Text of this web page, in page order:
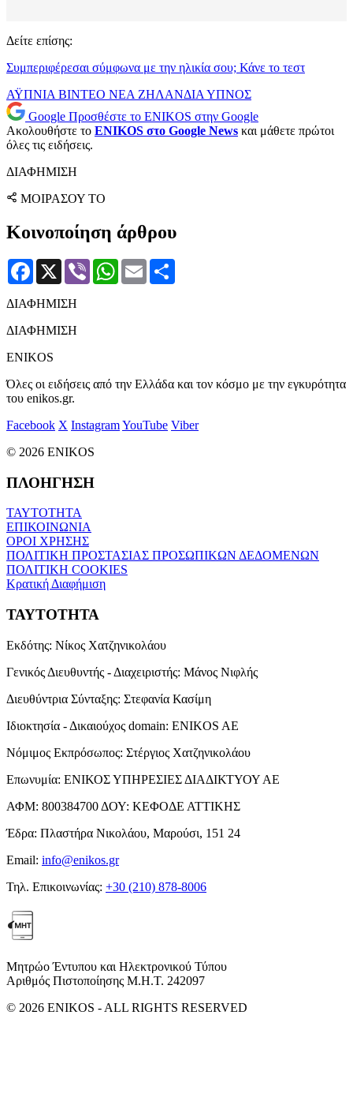
Δείτε επίσης:
Συμπεριφέρεσαι σύμφωνα με την ηλικία σου; Κάνε το τεστ
ΑΫΠΝΙΑ ΒΙΝΤΕΟ ΝΕΑ ΖΗΛΑΝΔΙΑ ΥΠΝΟΣ
Google Προσθέστε το ENIKOS στην Google
Ακολουθήστε το ENIKOS στο Google News και μάθετε πρώτοι
όλες τις ειδήσεις.
ΔΙΑΦΗΜΙΣΗ
ΜΟΙΡΑΣΟΥ ΤΟ
Κοινοποίηση άρθρου
Facebook
X Viber WhatsApp
Email
ΔΙΑΦΗΜΙΣΗ
ΔΙΑΦΗΜΙΣΗ
ENIKOS
Όλες οι ειδήσεις από την Ελλάδα και τον κόσμο με την εγκυρότητα
του enikos.gr.
Facebook X InstagramYouTube Viber
© 2026 ENIKOS
ΠΛΟΗΓΗΣΗ
ΤΑΥΤΟΤΗΤΑ
ΕΠΙΚΟΙΝΩΝΙΑ
ΟΡΟΙ ΧΡΗΣΗΣ
ΠΟΛΙΤΙΚΗ ΠΡΟΣΤΑΣΙΑΣ ΠΡΟΣΩΠΙΚΩΝ ΔΕΔΟΜΕΝΩΝ
ΠΟΛΙΤΙΚΗ COOKIES
Κρατική Διαφήμιση
ΤΑΥΤΟΤΗΤΑ
Εκδότης: Νίκος Χατζηνικολάου
Γενικός Διευθυντής - Διαχειριστής: Μάνος Νιφλής
Διευθύντρια Σύνταξης: Στεφανία Κασίμη
Ιδιοκτησία - Δικαιούχος domain: ENIKOS AE
Νόμιμος Εκπρόσωπος: Στέργιος Χατζηνικολάου
Επωνυμία: ΕΝΙΚΟΣ ΥΠΗΡΕΣΙΕΣ ΔΙΑΔΙΚΤΥΟΥ ΑΕ
ΑΦΜ: 800384700 ΔΟΥ: ΚΕΦΟΔΕ ΑΤΤΙΚΗΣ
Έδρα: Πλαστήρα Νικολάου, Μαρούσι, 151 24
Email: info@enikos.gr
Τηλ. Επικοινωνίας: +30 (210) 878-8006
Μητρώο Έντυπου και Ηλεκτρονικού Τύπου
Αριθμός Πιστοποίησης Μ.Η.Τ. 242097
© 2026 ENIKOS - ALL RIGHTS RESERVED